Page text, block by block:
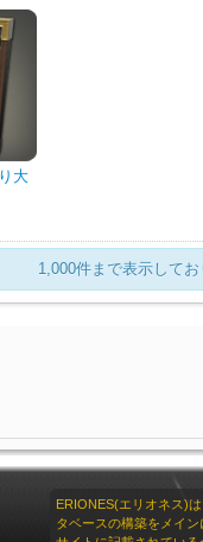
大
1,000件まで表示して
ERIONES(エリオネス)
タベースの構築をメイン